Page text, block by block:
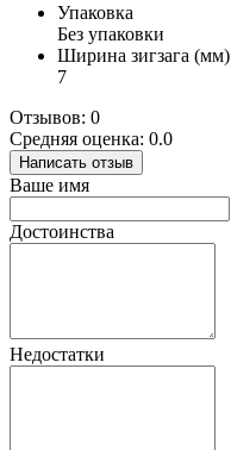
Упаковка
Без упаковки
Ширина зигзага (мм)
7
Отзывов: 0
Средняя оценка: 0.0
Написать отзыв
Ваше имя
Достоинства
Недостатки